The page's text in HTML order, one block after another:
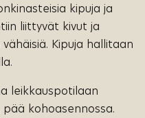
kipuja ja
liittyvät kivut ja
Kipuja hallitaan
leikkauspotilaan
kohoasennossa.